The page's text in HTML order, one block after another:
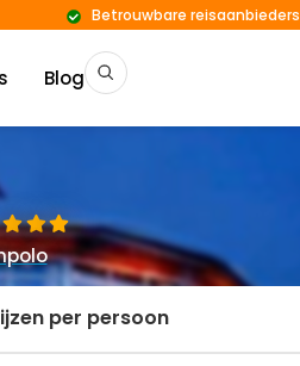
Blog
Betrouwbare reisaanbieders
per persoon